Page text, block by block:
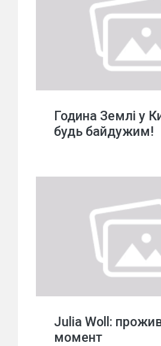
Година Землі у
будь байдужим!
Julia Woll:
момент